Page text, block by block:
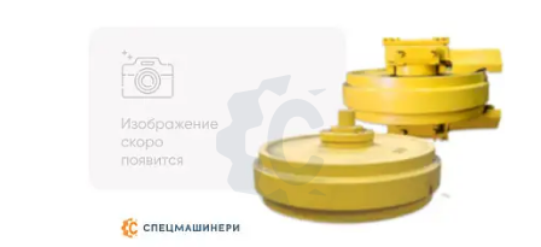
3D тур по производству
3D тур по складам
sksale@skdst.ru